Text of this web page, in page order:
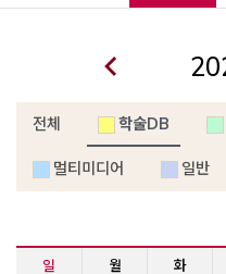
전체 학술DB
멀티미디어 일반
일 월 화